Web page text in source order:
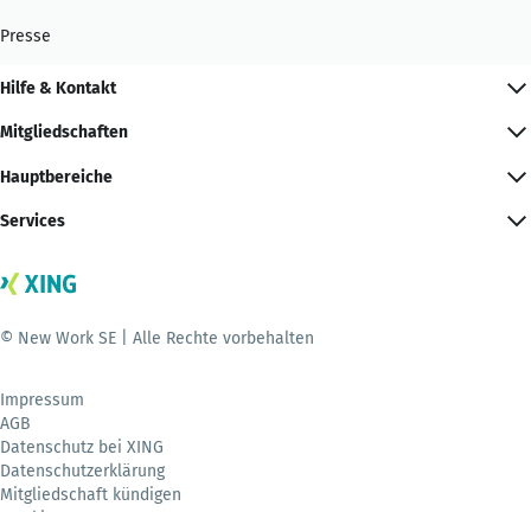
Presse
Hilfe & Kontakt
Mitgliedschaften
Hauptbereiche
Services
© New Work SE | Alle Rechte vorbehalten
Impressum
AGB
Datenschutz bei XING
Datenschutzerklärung
Mitgliedschaft kündigen